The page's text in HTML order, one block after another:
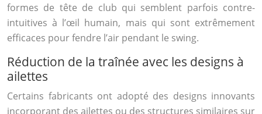
formes de tête de club qui semblent parfois contre-
intuitives à l’œil humain, mais qui sont extrêmement
efficaces pour fendre l’air pendant le swing.
Réduction de la traînée avec les designs à
ailettes
Certains fabricants ont adopté des designs innovants
incorporant des ailettes ou des structures similaires sur